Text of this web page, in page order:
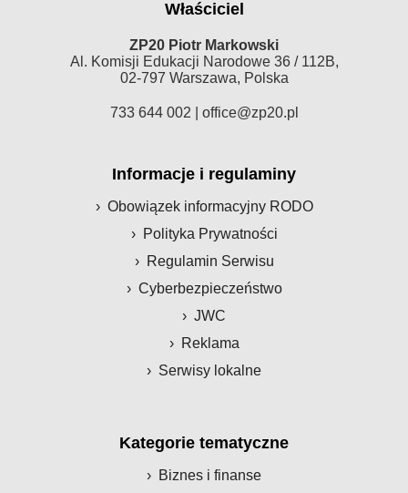
Właściciel
ZP20 Piotr Markowski
Al. Komisji Edukacji Narodowe 36 / 112B,
02-797 Warszawa, Polska
733 644 002 | office@zp20.pl
Informacje i regulaminy
Obowiązek informacyjny RODO
Polityka Prywatności
Regulamin Serwisu
Cyberbezpieczeństwo
JWC
Reklama
Serwisy lokalne
Kategorie tematyczne
Biznes i finanse